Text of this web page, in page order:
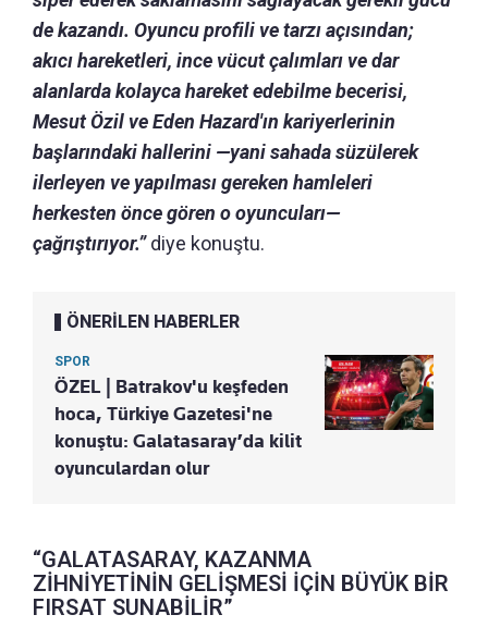
de kazandı. Oyuncu profili ve tarzı açısından;
akıcı hareketleri, ince vücut çalımları ve dar
alanlarda kolayca hareket edebilme becerisi,
Mesut Özil ve Eden Hazard'ın kariyerlerinin
başlarındaki hallerini —yani sahada süzülerek
ilerleyen ve yapılması gereken hamleleri
herkesten önce gören o oyuncuları—
çağrıştırıyor.”diye konuştu.
ÖNERİLEN HABERLER
SPOR
ÖZEL | Batrakov'u keşfeden
hoca, Türkiye Gazetesi'ne
konuştu: Galatasaray’da kilit
oyunculardan olur
“GALATASARAY, KAZANMA
ZİHNİYETİNİN GELİŞMESİ İÇİN BÜYÜK BİR
FIRSAT SUNABİLİR”